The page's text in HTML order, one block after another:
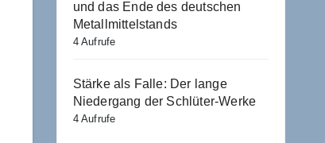
und das Ende des deutschen
Metallmittelstands
4 Aufrufe
Stärke als Falle: Der lange
Niedergang der Schlüter-Werke
4 Aufrufe